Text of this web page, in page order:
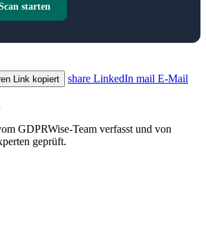
starten
Link kopiert share LinkedIn mail E-Mail
GDPRWise-Team verfasst und von
geprüft.